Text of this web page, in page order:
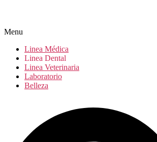
Menu
Linea Médica
Linea Dental
Linea Veterinaria
Laboratorio
Belleza